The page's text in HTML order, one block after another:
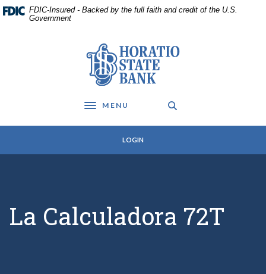
Home
Skip
Download
Acrobat
files.
FDIC-Insured - Backed by the full faith and credit of the U.S.
Government
Horatio State Bank
Toggle navigation
MENU
LOGIN
La Calculadora 72T